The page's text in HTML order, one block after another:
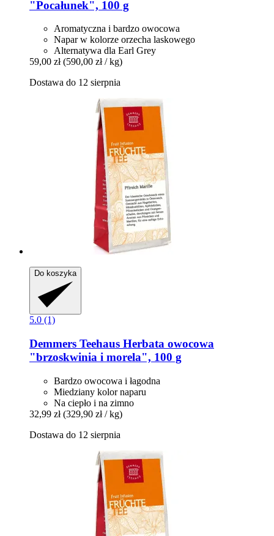
"Pocałunek", 100 g
Aromatyczna i bardzo owocowa
Napar w kolorze orzecha laskowego
Alternatywa dla Earl Grey
59,00 zł (590,00 zł / kg)
Dostawa do 12 sierpnia
Do koszyka
5.0 (1)
Demmers Teehaus Herbata owocowa
"brzoskwinia i morela", 100 g
Bardzo owocowa i łagodna
Miedziany kolor naparu
Na ciepło i na zimno
32,99 zł (329,90 zł / kg)
Dostawa do 12 sierpnia